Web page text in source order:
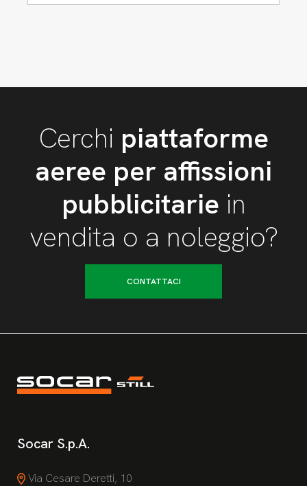
Cerchi piattaforme
aeree per affissioni
pubblicitarie in
vendita o a noleggio?
CONTATTACI
Socar S.p.A.
Via Cesare Deretti, 10